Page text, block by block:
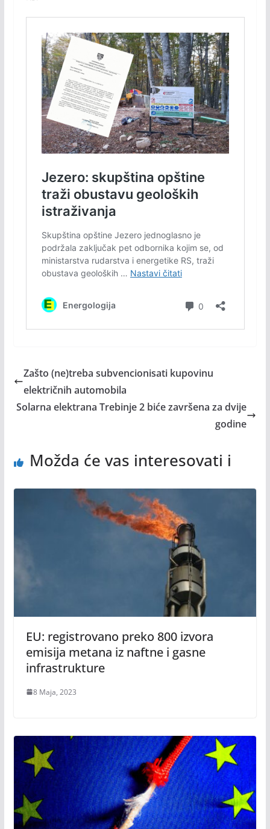
Zašto (ne)treba subvencionisati kupovinu
električnih automobila
Solarna elektrana Trebinje 2 biće završena za dvije
godine
Možda će vas interesovati i
EU: registrovano preko 800 izvora
emisija metana iz naftne i gasne
infrastrukture
8 Maja, 2023